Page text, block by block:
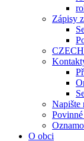
Zápisy
Napište
O obci